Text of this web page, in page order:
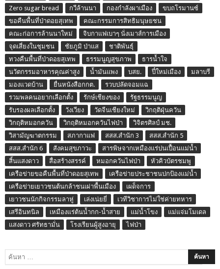
Zero sugar bread
กวีล้านนา กองกำลังผาเมือง
ขบถโรมานซ์
ขอคืนพื้นที่ป่าดอยสุเทพ
คณะกรรมการสิทธิมนุษยชน
คณะก่อการล้านนาใหม่
จิบกาแฟเบาๆ นั่งเมาส์การเมือง
จุดเสี่ยงในชุมชน
ชัยภูมิ ป่าแส
ชาติพันธุ์
ทวงคืนพื้นที่ป่าดอยสุเทพ
ธรรมนูญสุขภาพ
ธารน้ำใจ
นวัตกรรมอาหารคุณค่าสูง
น้ำมันแพง บสย. ปี๋ใหม่เมือง
มลาบรี
มองแวดบ้าน
ยื่นหนังสือกกต.
รวบปลัดจอมแฉ
รวมพลคนอยากเลือกตั้ง
รักษ์เชียงของ
รัฐธรรมนูญ
รับรองผลเลือกตั้ง
วังเวียง วัดจีนเชียงใหม่
วิกฤติฝุ่นควัน
วิกฤติหมอกควัน
วิกฤติหมอกควันไฟป่า
วิจิตรศิลป์ มช.
วิสามัญฆาตกรรม
สภากาแฟ สสส.สำนัก 3
สสส.สำนัก 5
สสส.สำนัก 6
สังคมสุขภาวะ
สารพิษจากเหมืองแร่ปนเปื้อนแม่น้ำ
สิ้นแสงดาว
สื่อสร้างสรรค์ หมอกควันไฟป่า
หัวคิวบัตรชมพู
เครือข่ายขอคืนพื้นที่ป่าดอยสุเทพ
เครือข่ายประชาชนปกป้องแม่น้ำ
เครือข่ายเยาวชนต้นกล้าชนเผ่าพื้นเมือง
เผด็จการ
เยาวชนนักกิจกรรมลาหู่
เล่งเน่ยยี่
เวทีวิชาการไม่ใช่ค่ายทหาร
เสรีอินทนิล
เหมืองแร่ต้นน้ำกก-น้ำสาย แม่น้ำโขง
แม่แจ่มโมเดล
แสงดาว ศรัทธามั่น
โรงเรียนผู้สูงอายุ ไฟป่า